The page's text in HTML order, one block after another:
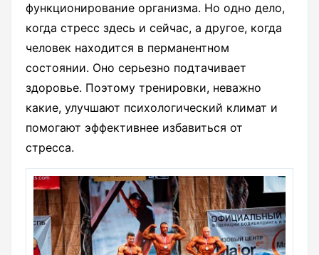
функционирование организма. Но одно дело,
когда стресс здесь и сейчас, а другое, когда
человек находится в перманентном
состоянии. Оно серьезно подтачивает
здоровье. Поэтому тренировки, неважно
какие, улучшают психологический климат и
помогают эффективнее избавиться от
стресса.